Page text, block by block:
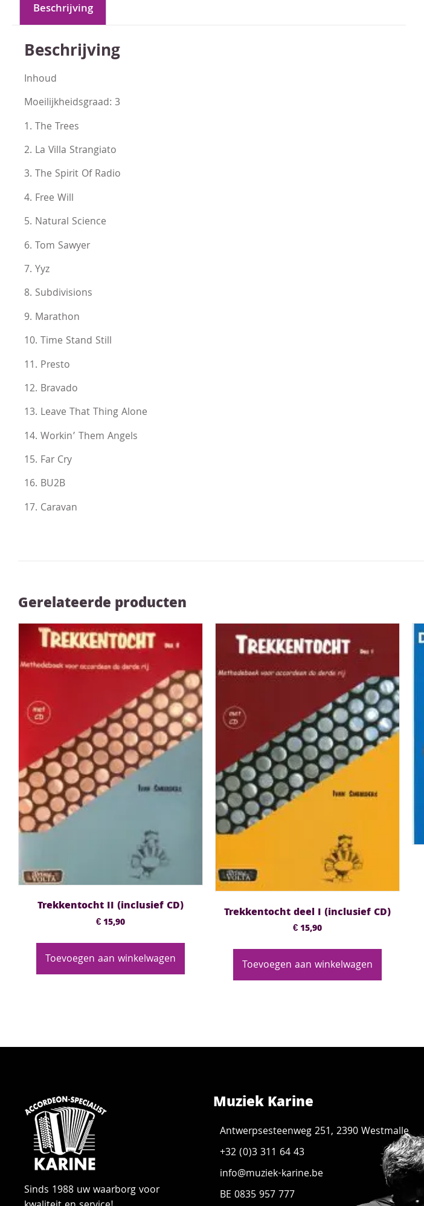
Beschrijving
Beschrijving
Inhoud
Moeilijkheidsgraad: 3
1. The Trees
2. La Villa Strangiato
3. The Spirit Of Radio
4. Free Will
5. Natural Science
6. Tom Sawyer
7. Yyz
8. Subdivisions
9. Marathon
10. Time Stand Still
11. Presto
12. Bravado
13. Leave That Thing Alone
14. Workin’ Them Angels
15. Far Cry
16. BU2B
17. Caravan
Gerelateerde producten
Trekkentocht II (inclusief CD)
€15,90
Toevoegen aan winkelwagen
Trekkentocht deel I (inclusief CD)
€15,90
Toevoegen aan winkelwagen
Sinds 1988 uw waarborg voor
Muziek Karine
Antwerpsesteenweg 251, 2390 Westmalle
+32 (0)3 311 64 43
info@muziek-karine.be
BE 0835 957 777